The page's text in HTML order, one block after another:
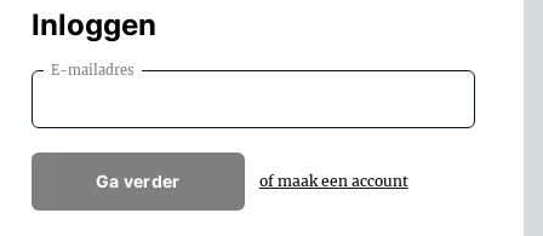
Inloggen
E-mailadres
Ga verder of maak een account